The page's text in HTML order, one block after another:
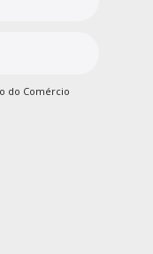
do Comércio